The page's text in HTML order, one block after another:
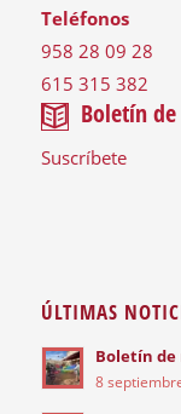
Teléfonos
958 28 09 28
615 315 382
Boletín
Suscríbete
ÚLTIMAS
Boletín de
8